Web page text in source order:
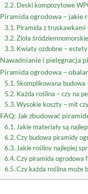
Deski kompozytowe
Piramida ogrodowa – jakie
Piramida z truskawkami
Zioła
Kwiaty ozdobne –
Nawadnianie i pielęgnacja
Piramida ogrodowa –
Skomplikowana budowa
Każda roślina – czy na
Wysokie koszty – mit
FAQ: Jak zbudować
Jakie materiały są
Czy budowa piramidy
Jakie rośliny najlepiej
Czy piramida ogrodowa
Czy każda roślina może